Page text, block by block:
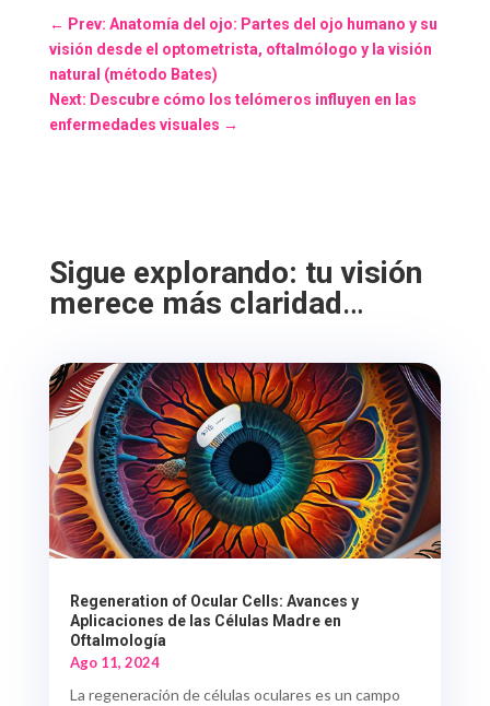
← Prev: Anatomía del ojo: Partes del ojo humano y su
visión desde el optometrista, oftalmólogo y la visión
natural (método Bates)
Next: Descubre cómo los telómeros influyen en las
enfermedades visuales →
Sigue explorando: tu visión
merece más claridad…
Regeneration of Ocular Cells: Avances y
Aplicaciones de las Células Madre en
Oftalmología
Ago 11, 2024
La regeneración de células oculares es un campo